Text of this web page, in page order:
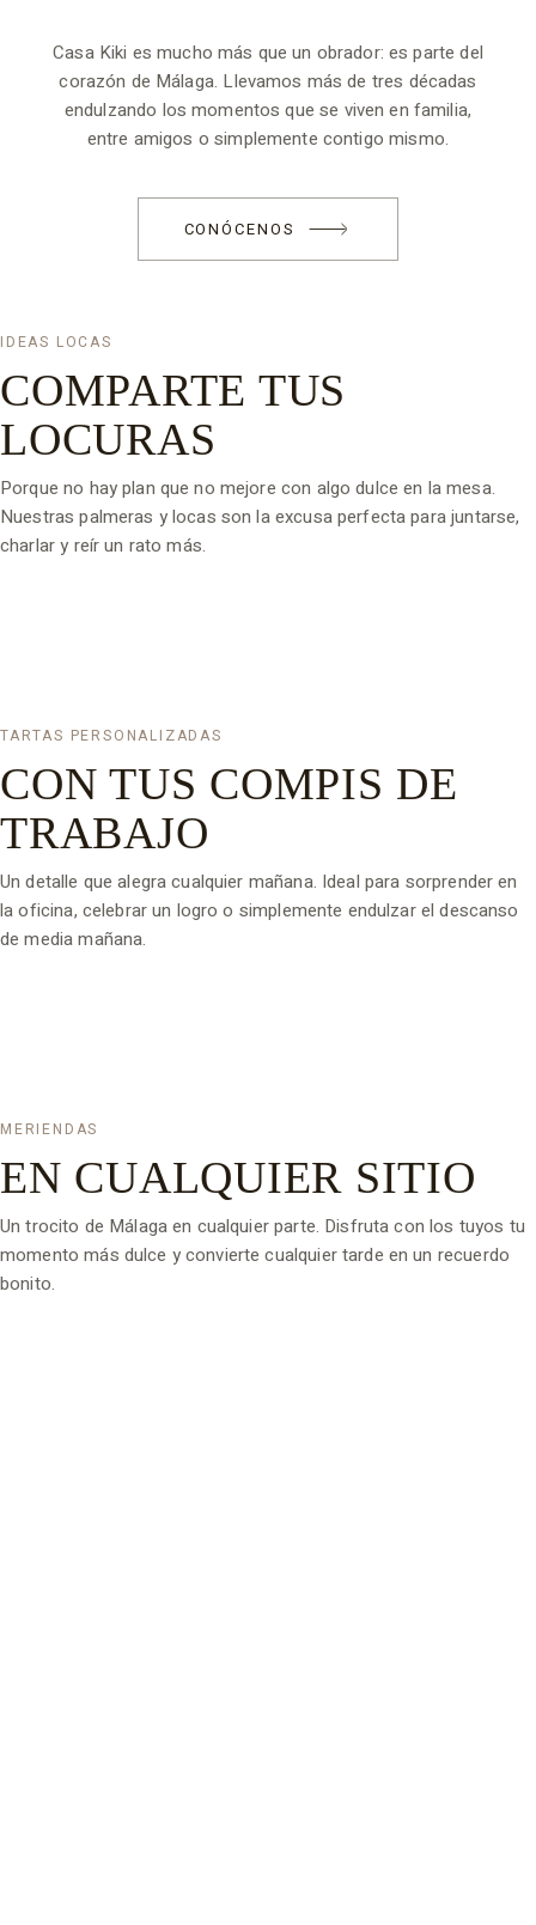
Casa Kiki es mucho más que un obrador: es parte del
corazón de Málaga.⁣ Llevamos más de tres décadas
endulzando los momentos que se viven en familia,
entre amigos o simplemente contigo mismo.⁣
CONÓCENOS
IDEAS LOCAS
COMPARTE TUS
LOCURAS
Porque no hay plan que no mejore con algo dulce en la mesa.
Nuestras palmeras y locas son la excusa perfecta para juntarse,
charlar y reír un rato más.
TARTAS PERSONALIZADAS
CON TUS COMPIS DE
TRABAJO
Un detalle que alegra cualquier mañana. Ideal para sorprender en
la oficina, celebrar un logro o simplemente endulzar el descanso
de media mañana.
MERIENDAS
EN CUALQUIER SITIO
Un trocito de Málaga en cualquier parte. Disfruta con los tuyos tu
momento más dulce y convierte cualquier tarde en un recuerdo
bonito.